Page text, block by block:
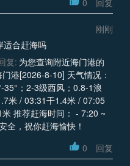
刚刚
适合赶海吗
复: 为您查询附近海门港的
港[2026-8-10] 天气情况：
35°；2-3级西风；0.8-1浪
米 / 03:31干1.4米 / 07:05
推荐赶海时间： - 7:20 ~
全，祝你赶海愉快！
0 回复